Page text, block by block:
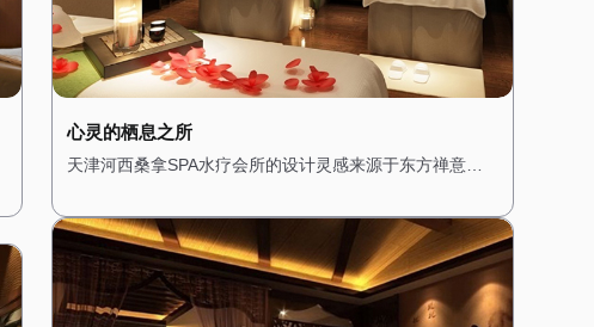
心灵的栖息之所
天津河西桑拿SPA水疗会所的设计灵感来源于东方禅意，
一个小型的禅意花园，潺潺的流水声与鸟鸣交织在一起，
营造出一种宁静而祥和的氛围。 会所内部的装修以木质为
主，搭配淡雅的色调，展现出一种质朴与自然之美。墙壁
上挂着禅意的挂画，角落里摆放着精致的佛像和香炉，空
气中弥漫着淡淡的檀香，让人瞬间放松下来。 桑拿房的设